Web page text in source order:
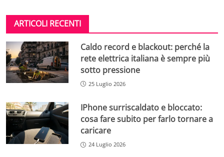
ARTICOLI RECENTI
Caldo record e blackout: perché la
rete elettrica italiana è sempre più
sotto pressione
25 Luglio 2026
IPhone surriscaldato e bloccato:
cosa fare subito per farlo tornare a
caricare
24 Luglio 2026